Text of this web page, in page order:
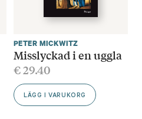
PETER MICKWITZ
Misslyckad i en uggla
€29.40
LÄGG I VARUKORG